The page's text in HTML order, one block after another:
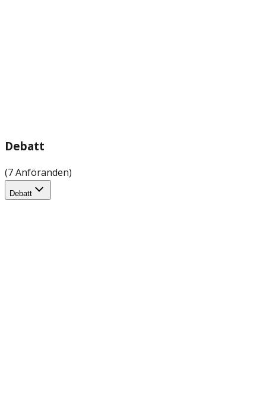
Debatt
(7 Anföranden)
Debatt